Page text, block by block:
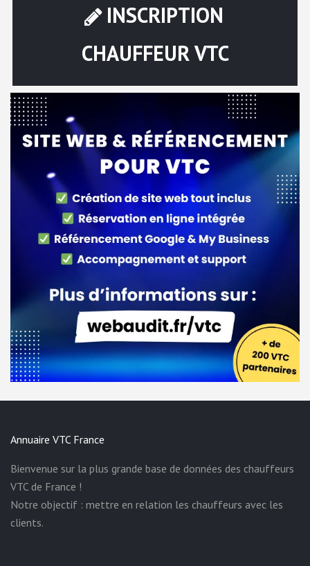
INSCRIPTION
CHAUFFEUR VTC
Annuaire VTC France
Bienvenue sur la plus grande base de données des chauffeurs
VTC de France !
Notre objectif : mettre en relation les chauffeurs avec les
clients.